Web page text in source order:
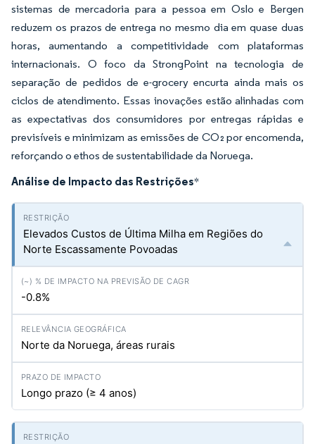
sistemas de mercadoria para a pessoa em Oslo e Bergen
reduzem os prazos de entrega no mesmo dia em quase duas
horas, aumentando a competitividade com plataformas
internacionais. O foco da StrongPoint na tecnologia de
separação de pedidos de e-grocery encurta ainda mais os
ciclos de atendimento. Essas inovações estão alinhadas com
as expectativas dos consumidores por entregas rápidas e
previsíveis e minimizam as emissões de CO₂ por encomenda,
reforçando o ethos de sustentabilidade da Noruega.
Análise de Impacto das Restrições*
Elevados Custos de Última Milha em Regiões do
Norte Escassamente Povoadas
-0.8%
Norte da Noruega, áreas rurais
Longo prazo (≥ 4 anos)